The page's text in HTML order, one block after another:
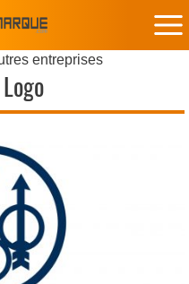
entreprises